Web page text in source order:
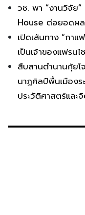
วช. พา “งานวิจัย
House ต่อยอดผ
เปิดเส้นทาง “กา
เป็นเจ้าของแฟรนไ
สืบสานตำนานกุ้ยโ
นาฏศิลป์พื้นเมือง
ประวัติศาสตร์แล